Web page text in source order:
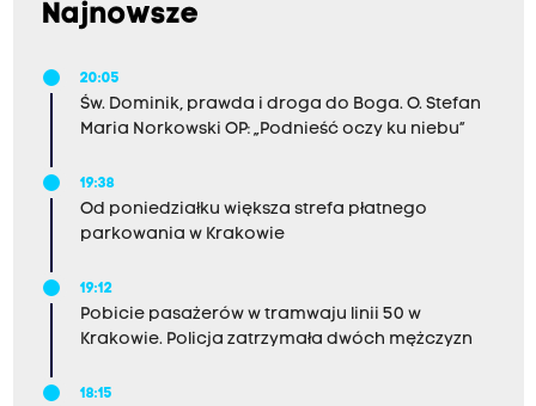
Najnowsze
20:05
Św. Dominik, prawda i droga do Boga. O. Stefan
Maria Norkowski OP: „Podnieść oczy ku niebu”
19:38
Od poniedziałku większa strefa płatnego
parkowania w Krakowie
19:12
Pobicie pasażerów w tramwaju linii 50 w
Krakowie. Policja zatrzymała dwóch mężczyzn
18:15